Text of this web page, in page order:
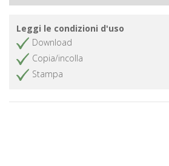
Leggi le condizioni d'uso
Download
Copia/incolla
Stampa